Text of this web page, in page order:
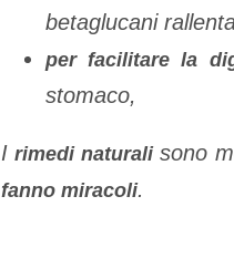
betaglucani
per facilitare la
stomaco,
Irimedi naturalisono
fanno miracoli.